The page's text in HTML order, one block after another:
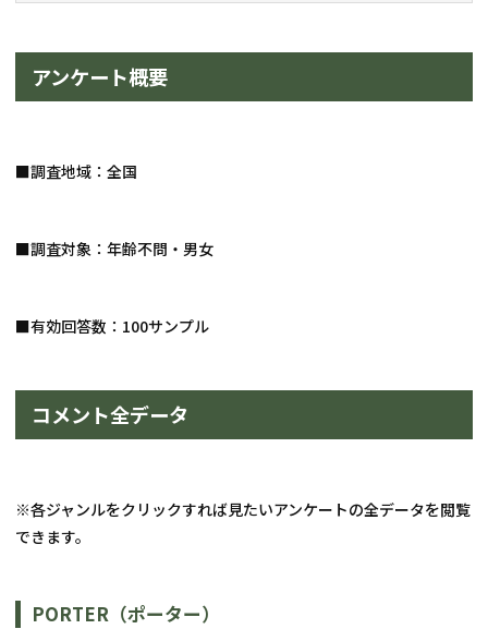
アンケート概要
■調査地域：全国
■調査対象：年齢不問・男女
■有効回答数：100サンプル
コメント全データ
※各ジャンルをクリックすれば見たいアンケートの全データを閲覧
できます。
PORTER（ポーター）